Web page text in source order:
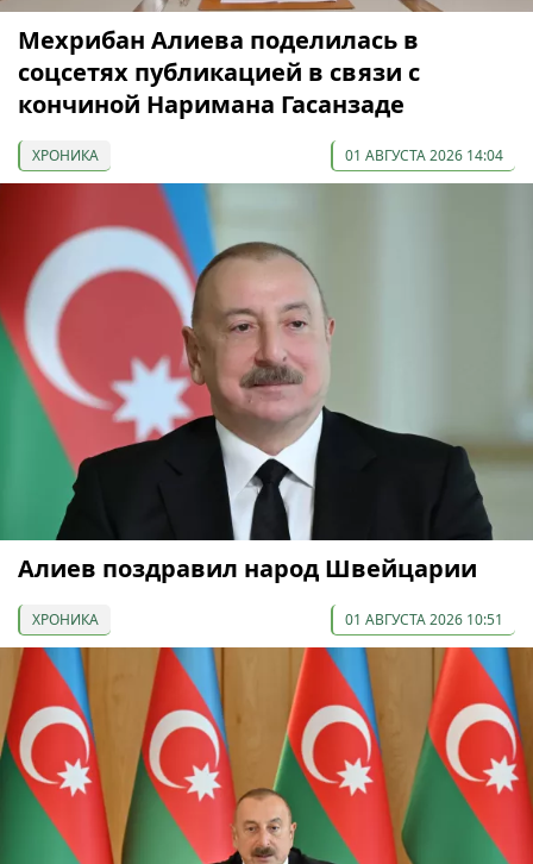
Мехрибан Алиева поделилась в
соцсетях публикацией в связи с
кончиной Наримана Гасанзаде
ХРОНИКА 01 АВГУСТА 2026 14:04
Алиев поздравил народ Швейцарии
ХРОНИКА 01 АВГУСТА 2026 10:51